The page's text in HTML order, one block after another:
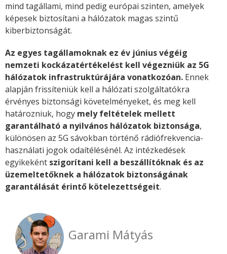
mind tagállami, mind pedig európai szinten, amelyek
képesek biztosítani a hálózatok magas szintű
kiberbiztonságát.
Az egyes tagállamoknak ez év június végéig
nemzeti kockázatértékelést kell végezniük az 5G
hálózatok infrastruktúrájára vonatkozóan. Ennek
alapján frissíteniük kell a hálózati szolgáltatókra
érvényes biztonsági követelményeket, és meg kell
határozniuk, hogy mely feltételek mellett
garantálható a nyilvános hálózatok biztonsága,
különösen az 5G sávokban történő rádiófrekvencia-
használati jogok odaítélésénél. Az intézkedések
egyikeként szigorítani kell a beszállítóknak és az
üzemeltetőknek a hálózatok biztonságának
garantálását érintő kötelezettségeit.
Garami Mátyás